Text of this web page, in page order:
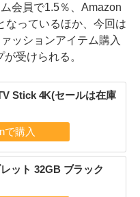
会員で1.5％、Amazon
なっているほか、今回は
ッションアイテム購入
受けられる。
Stick 4K(セールは在庫
ット 32GB ブラック